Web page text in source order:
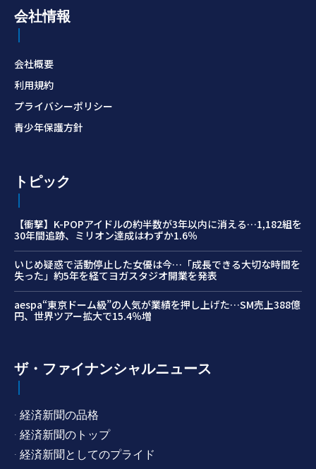
会社情報
会社概要
利用規約
プライバシーポリシー
青少年保護方針
トピック
【衝撃】K-POPアイドルの約半数が3年以内に消える…1,182組を
30年間追跡、ミリオン達成はわずか1.6％
いじめ疑惑で活動停止した女優は今…「成長できる大切な時間を
失った」約5年を経てヨガスタジオ開業を発表
aespa“東京ドーム級”の人気が業績を押し上げた…SM売上388億
円、世界ツアー拡大で15.4％増
ザ・ファイナンシャルニュース
· 経済新聞の品格
· 経済新聞のトップ
· 経済新聞としてのプライド